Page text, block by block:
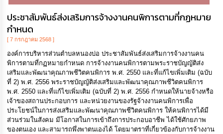
ประชาสัมพันธ์ส่งเสริมการจ้างงานคนพิการตามที่กฏหมาย
กำหนด
[ 7 กรกฎาคม 2568 ]
องค์การบริหารส่วนตำบลหนองบ่อ ประชาสัมพันธ์ส่งเสริมการจ้างงานคน
พิการตามที่กฏหมายกำหนด การจ้างงานคนพิการตามพระราชบัญญัติส่ง
เสริมและพัฒนาคุณภาพชีวิตคนพิการ พ.ศ. 2550 และที่แก้ไขเพิ่มเติม (ฉบับ
ที่ 2) พ.ศ. 2556 พระราชบัญญัติส่งเสริมและพัฒนาคุณภาพชีวิตคนพิการ
พ.ศ. 2550 และที่แก้ไขเพิ่มเติม (ฉบับที่ 2) พ.ศ. 2556 กำหนดให้นายจ้างหรือ
เจ้าของสถานประกอบการ และหน่วยงานของรัฐจ้างงานคนพิการเพื่อ
ประโยชน์ในการส่งเสริมและพัฒนาคุณภาพชีวิตคนพิการ ให้คนพิการได้มี
ส่วนร่วมในสังคม มีโอกาสในการเข้าถึงการประกอบอาชีพ ได้ใช้ศักยภาพ
ของตนเอง และสามารถพึ่งพาตนเองได้ โดยมาตราที่เกี่ยวข้องกับการจ้างงาน